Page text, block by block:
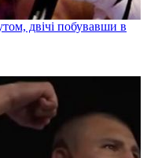
двічі побувавши в